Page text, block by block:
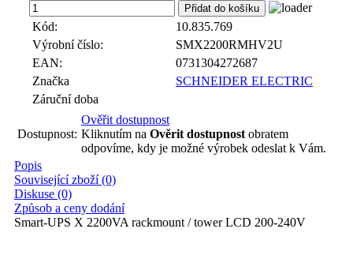
Kód:
10.835.769
Výrobní číslo:
SMX2200RMHV2U
EAN:
0731304272687
Značka
SCHNEIDER ELECTRIC
Záruční doba
Dostupnost:
Ověřit dostupnost
Kliknutím na Ověrit dostupnost obratem
odpovíme, kdy je možné výrobek odeslat k Vám.
Popis
Související zboží (0)
Diskuse (0)
Způsob a ceny dodání
Smart-UPS X 2200VA rackmount / tower LCD 200-240V